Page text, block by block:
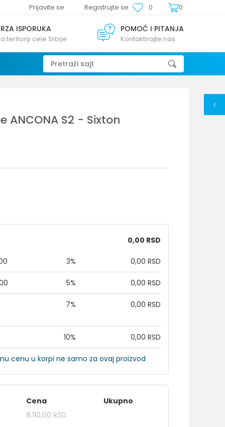
0
0
Prijavite se Registrujte se
ISPORUKA
teritoriji cele Srbije
POMOĆ I PITANJA
Kontaktirajte nas
Pretraži sajt
ANCONA S2 - Sixton
0,00 RSD
3% 0,00 RSD
5% 0,00 RSD
7% 0,00 RSD
10% 0,00 RSD
cenu u korpi ne samo za ovaj proizvod
Cena
Ukupno
8.110,00 RSD